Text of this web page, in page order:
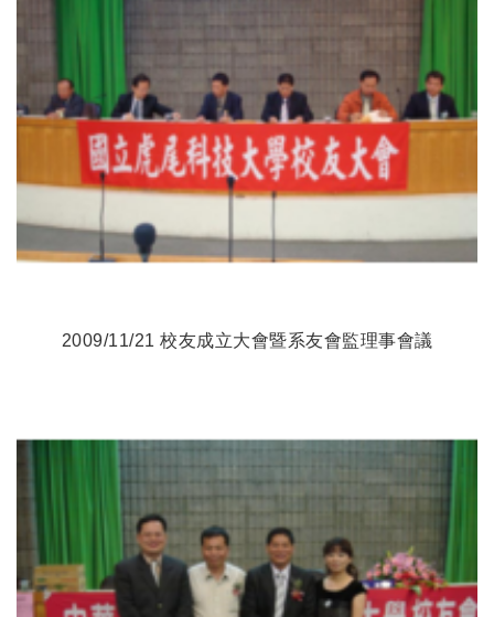
2009/11/21 校友成立大會暨系友會監理事會議